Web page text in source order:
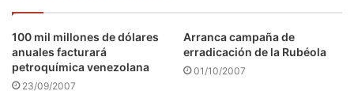
100 mil millones de dólares
anuales facturará
petroquímica venezolana
23/09/2007
Arranca campaña de
erradicación de la Rubéola
01/10/2007